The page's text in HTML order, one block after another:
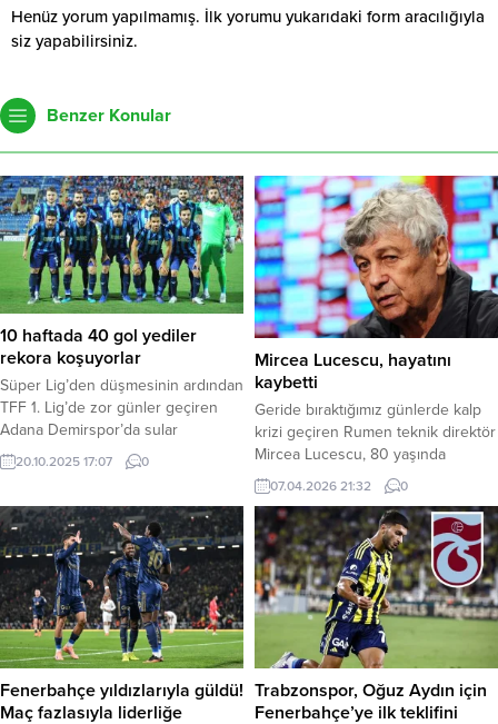
Henüz yorum yapılmamış. İlk yorumu yukarıdaki form aracılığıyla
siz yapabilirsiniz.
Benzer Konular
10 haftada 40 gol yediler
rekora koşuyorlar
Süper Lig’den düşmesinin ardından
TFF 1. Lig’de zor günler geçiren
Adana Demirspor’da sular
durulmuyor. Ekonomik sorunların
giderek derinleştiği kulüpte
planlanan antrenmana çıkmayarak
yönetimi protesto etti. Maddi krizin
tırmandığı Mavi-Lacivertli ekipte,
aylardır maaşlarını alamayan
futbolcular ile kulüp personeli
büyük sıkıntı yaşıyor. Oyuncular,
bugünkü idmana çıkmayarak sessiz
ama güçlü...
20.10.2025 17:07 0
Mircea Lucescu, hayatını
kaybetti
Geride bıraktığımız günlerde kalp
krizi geçiren Rumen teknik direktör
Mircea Lucescu, 80 yaşında
hayatını kaybetti. Dünya futbolunun
efsane isimlerinden, Türkiye’de
hem Beşiktaş hem de Galatasaray
ile şampiyonluk yaşayarak silinmez
izler bırakan Rumen teknik direktör
Mircea Lucescu, 80 yaşında hayata
gözlerini yumdu. LUCESCU
HAYATINI KAYBETTİ Antrenmanda
rahatsızlanmasının ardından Bükreş
07.04.2026 21:32 0
Fenerbahçe yıldızlarıyla güldü!
Maç fazlasıyla liderliğe
Trabzonspor, Oğuz Aydın için
Fenerbahçe’ye ilk teklifini